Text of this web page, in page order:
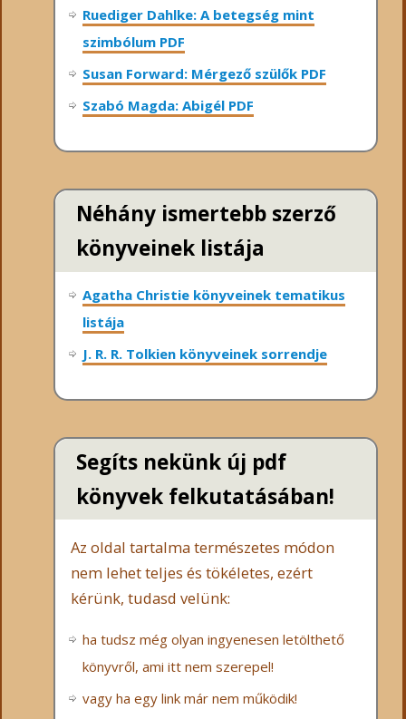
Ruediger Dahlke: A betegség mint
szimbólum PDF
Susan Forward: Mérgező szülők PDF
Szabó Magda: Abigél PDF
Néhány ismertebb szerző
könyveinek listája
Agatha Christie könyveinek tematikus
listája
J. R. R. Tolkien könyveinek sorrendje
Segíts nekünk új pdf
könyvek felkutatásában!
Az oldal tartalma természetes módon
nem lehet teljes és tökéletes, ezért
kérünk, tudasd velünk:
ha tudsz még olyan ingyenesen letölthető
könyvről, ami itt nem szerepel!
vagy ha egy link már nem működik!